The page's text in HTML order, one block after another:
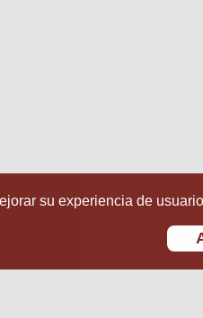
su experiencia de